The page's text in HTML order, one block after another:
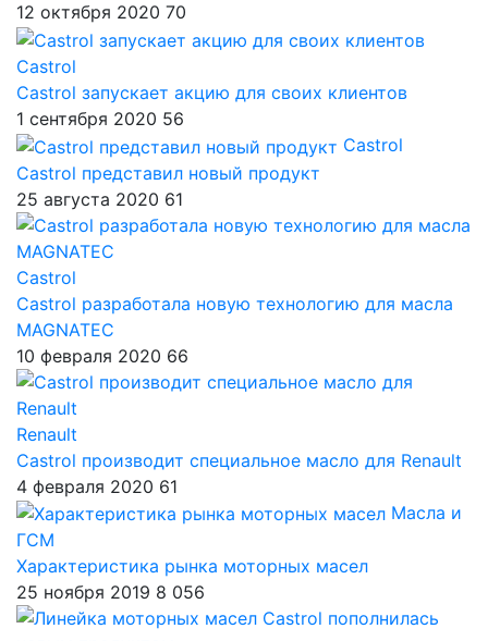
12 октября 2020 70
Castrol
Castrol запускает акцию для своих клиентов
1 сентября 2020 56
Castrol
Castrol представил новый продукт
25 августа 2020 61
Castrol
Castrol разработала новую технологию для масла
MAGNATEC
10 февраля 2020 66
Renault
Castrol производит специальное масло для Renault
4 февраля 2020 61
Масла и
ГСМ
Характеристика рынка моторных масел
25 ноября 2019 8 056